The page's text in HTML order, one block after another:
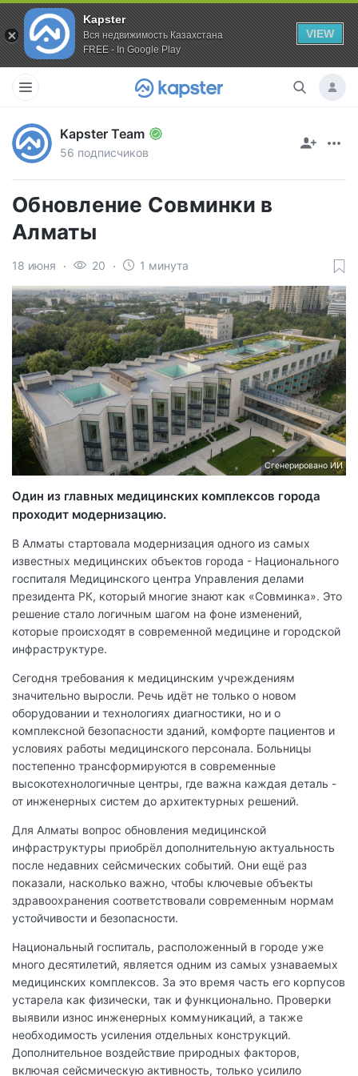
Kapster
Вся недвижимость Казахстана
FREE - In Google Play
VIEW
Kapster Team
56 подписчиков
Обновление Совминки в
Алматы
18 июня 20 1 минута
Сгенерировано ИИ
Один из главных медицинских комплексов города
проходит модернизацию.
В Алматы стартовала модернизация одного из самых
известных медицинских объектов города - Национального
госпиталя Медицинского центра Управления делами
президента РК, который многие знают как «Совминка». Это
решение стало логичным шагом на фоне изменений,
которые происходят в современной медицине и городской
инфраструктуре.
Сегодня требования к медицинским учреждениям
значительно выросли. Речь идёт не только о новом
оборудовании и технологиях диагностики, но и о
комплексной безопасности зданий, комфорте пациентов и
условиях работы медицинского персонала. Больницы
постепенно трансформируются в современные
высокотехнологичные центры, где важна каждая деталь -
от инженерных систем до архитектурных решений.
Для Алматы вопрос обновления медицинской
инфраструктуры приобрёл дополнительную актуальность
после недавних сейсмических событий. Они ещё раз
показали, насколько важно, чтобы ключевые объекты
здравоохранения соответствовали современным нормам
устойчивости и безопасности.
Национальный госпиталь, расположенный в городе уже
много десятилетий, является одним из самых узнаваемых
медицинских комплексов. За это время часть его корпусов
устарела как физически, так и функционально. Проверки
выявили износ инженерных коммуникаций, а также
необходимость усиления отдельных конструкций.
Дополнительное воздействие природных факторов,
включая сейсмическую активность, только усилило